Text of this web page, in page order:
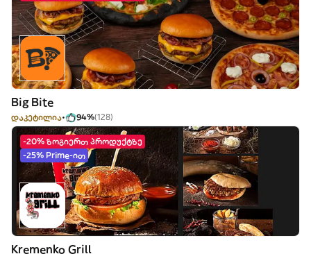
Big Bite
დაკეტილია 94%(128)
-20% ზოგიერთ პროდუქტზე
-25% Prime-ით
Kremenko Grill